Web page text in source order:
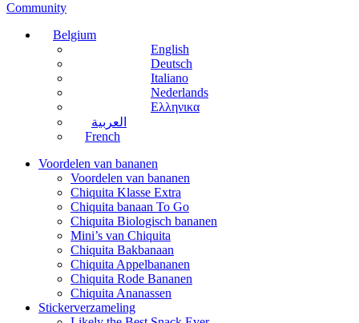
Community
Belgium
English
Deutsch
Italiano
Nederlands
Ελληνικα
العربية
French
Voordelen van bananen
Voordelen van bananen
Chiquita Klasse Extra
Chiquita banaan To Go
Chiquita Biologisch bananen
Mini’s van Chiquita
Chiquita Bakbanaan
Chiquita Appelbananen
Chiquita Rode Bananen
Chiquita Ananassen
Stickerverzameling